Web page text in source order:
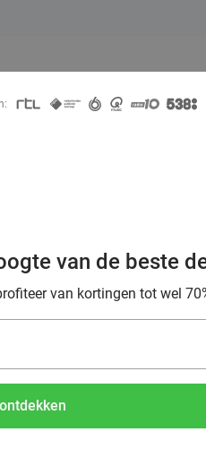
van de beste
van kortingen tot wel